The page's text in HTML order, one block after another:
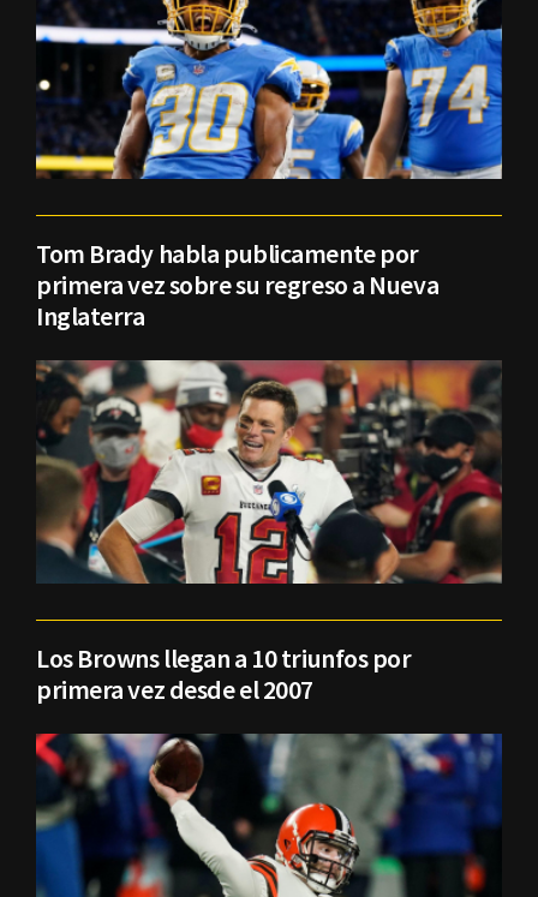
Tom Brady habla publicamente por
primera vez sobre su regreso a Nueva
Inglaterra
Los Browns llegan a 10 triunfos por
primera vez desde el 2007